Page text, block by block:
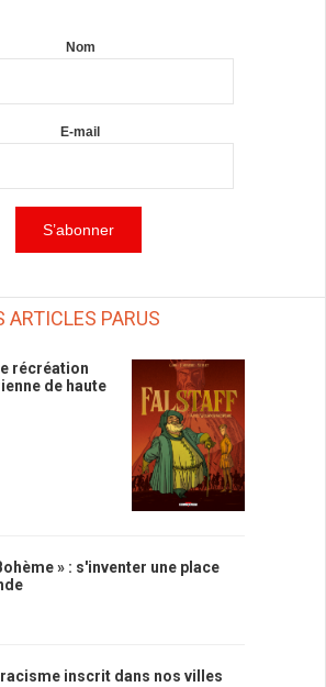
Nom
E-mail
ARTICLES PARUS
récréation
de haute
» : s'inventer une place
racisme inscrit dans nos villes